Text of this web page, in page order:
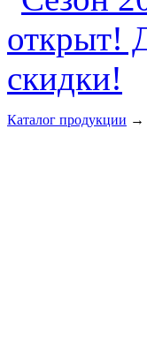
Каталог продукции →